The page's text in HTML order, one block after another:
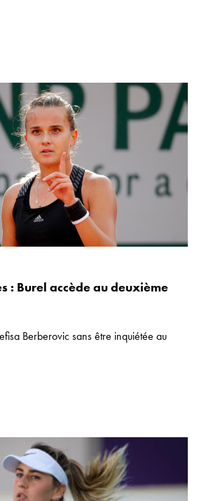
: Burel accède au deuxième
Berberovic sans être inquiétée au